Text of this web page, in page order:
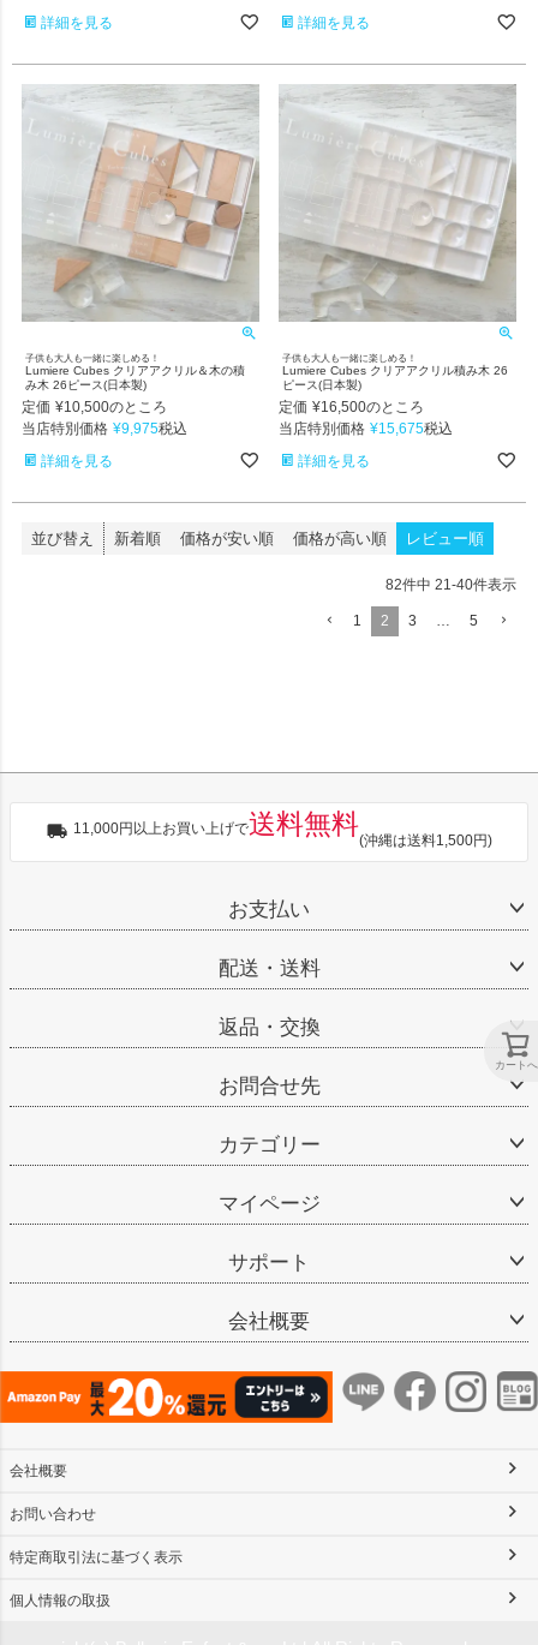
詳細を見る 詳細を見る
子供も大人も一緒に楽しめる！
Lumiere Cubes クリアアクリル＆木の積
み木 26ピース(日本製)
定価 ¥10,500のところ
当店特別価格 ¥9,975税込
詳細を見る
子供も大人も一緒に楽しめる！
Lumiere Cubes クリアアクリル積み木 26
ピース(日本製)
定価 ¥16,500のところ
当店特別価格 ¥15,675税込
詳細を見る
並び替え 新着順 価格が安い順 価格が高い順 レビュー順
82件中 21 -40件表示
1 2 3 5
カートへ
11,000円以上お買い上げで送料無料
(沖縄は送料1,500円)
お支払い
配送・送料
返品・交換
お問合せ先
カテゴリー
マイページ
サポート
会社概要
会社概要
お問い合わせ
特定商取引法に基づく表示
個人情報の取扱